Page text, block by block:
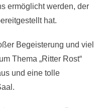
ermöglicht werden, der
hat.
Begeisterung und viel
Thema „Ritter Rost“
und eine tolle